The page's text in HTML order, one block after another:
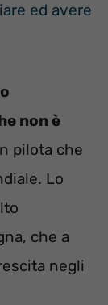
ed avere
non è
pilota che
Lo
che a
negli